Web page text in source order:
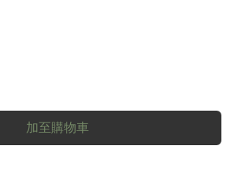
加至購物車